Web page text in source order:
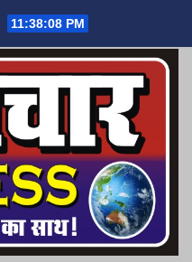
11:38:09 PM